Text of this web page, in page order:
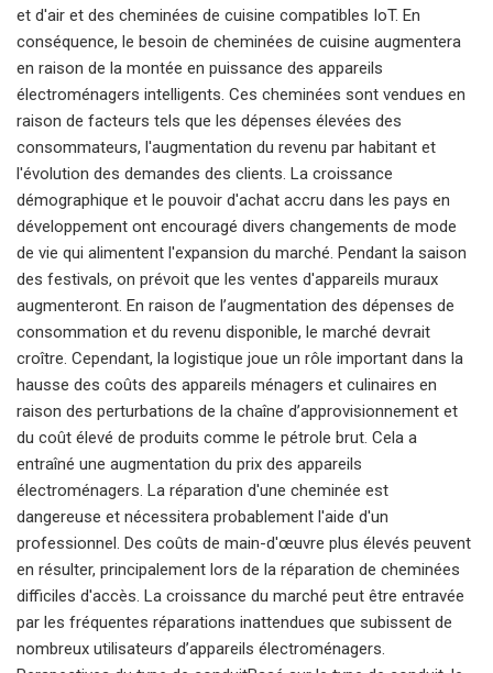
et d'air et des cheminées de cuisine compatibles IoT. En
conséquence, le besoin de cheminées de cuisine augmentera
en raison de la montée en puissance des appareils
électroménagers intelligents. Ces cheminées sont vendues en
raison de facteurs tels que les dépenses élevées des
consommateurs, l'augmentation du revenu par habitant et
l'évolution des demandes des clients. La croissance
démographique et le pouvoir d'achat accru dans les pays en
développement ont encouragé divers changements de mode
de vie qui alimentent l'expansion du marché. Pendant la saison
des festivals, on prévoit que les ventes d'appareils muraux
augmenteront. En raison de l’augmentation des dépenses de
consommation et du revenu disponible, le marché devrait
croître. Cependant, la logistique joue un rôle important dans la
hausse des coûts des appareils ménagers et culinaires en
raison des perturbations de la chaîne d’approvisionnement et
du coût élevé de produits comme le pétrole brut. Cela a
entraîné une augmentation du prix des appareils
électroménagers. La réparation d'une cheminée est
dangereuse et nécessitera probablement l'aide d'un
professionnel. Des coûts de main-d'œuvre plus élevés peuvent
en résulter, principalement lors de la réparation de cheminées
difficiles d'accès. La croissance du marché peut être entravée
par les fréquentes réparations inattendues que subissent de
nombreux utilisateurs d’appareils électroménagers.